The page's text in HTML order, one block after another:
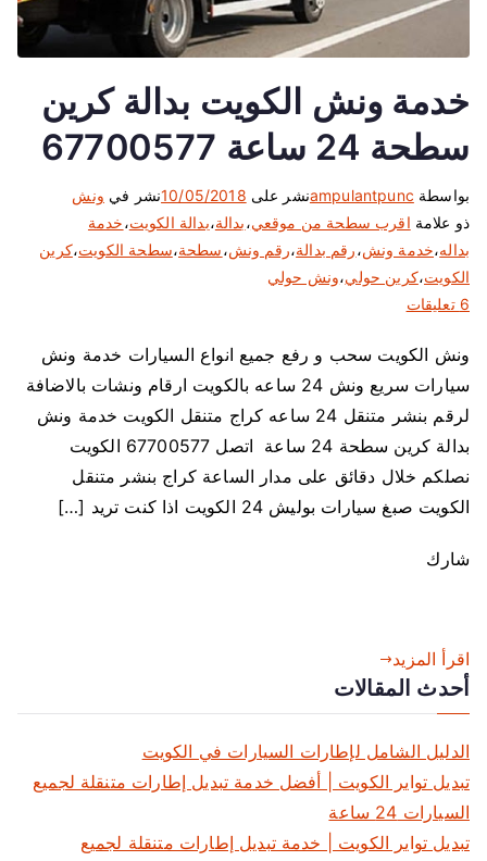
خدمة ونش الكويت بدالة كرين
سطحة 24 ساعة 67700577
بواسطة ampulantpuncنشر على 10/05/2018نشر في ونش
ذو علامة اقرب سطحة من موقعي،بدالة،بدالة الكويت،خدمة
بداله،خدمة ونش،رقم بدالة،رقم ونش،سطحة،سطحة الكويت،كرين
الكويت،كرين حولي،ونش حولي
6 تعليقات
ى
خ
ة
و
ي
ت
د
ا
ل
ة
ونش الكويت سحب و رفع جميع انواع السيارات خدمة ونش
سيارات سريع ونش 24 ساعه بالكويت ارقام ونشات بالاضافة
لرقم بنشر متنقل 24 ساعه كراج متنقل الكويت خدمة ونش
بدالة كرين سطحة 24 ساعة اتصل 67700577 الكويت
نصلكم خلال دقائق على مدار الساعة كراج بنشر متنقل
الكويت صبغ سيارات بوليش 24 الكويت اذا كنت تريد […]
شارك
اقرأ المزيد
أحدث المقالات
الدليل الشامل لإطارات السيارات في الكويت
تبديل تواير الكويت | أفضل خدمة تبديل إطارات متنقلة لجميع
السيارات 24 ساعة
تبديل تواير الكويت | خدمة تبديل إطارات متنقلة لجميع